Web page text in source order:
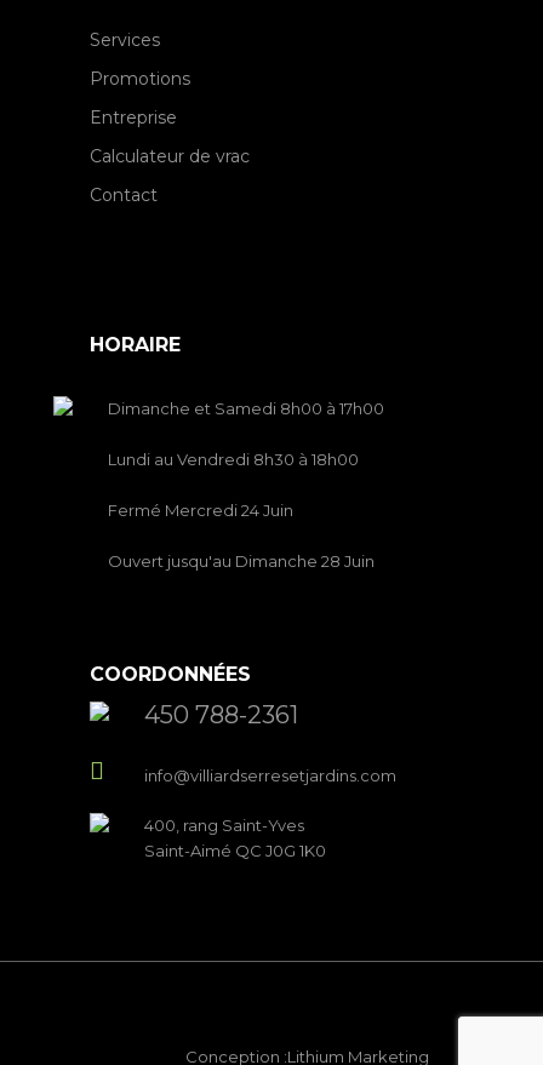
Services
Promotions
Entreprise
Calculateur de vrac
Contact
HORAIRE
Dimanche et Samedi 8h00 à 17h00
Lundi au Vendredi 8h30 à 18h00
Fermé Mercredi 24 Juin
Ouvert jusqu'au Dimanche 28 Juin
COORDONNÉES
450 788-2361
info@villiardserresetjardins.com
400, rang Saint-Yves
Saint-Aimé QC J0G 1K0
Lithium Marketing
Conception :